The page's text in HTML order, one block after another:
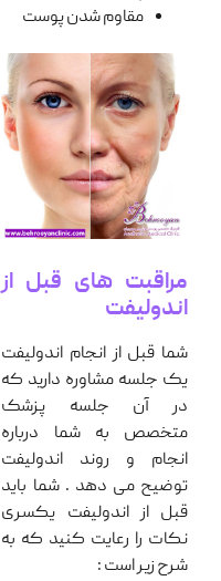
مقاوم شدن پوست
مراقبت های قبل از
اندولیفت
شما قبل از انجام اندولیفت
یک جلسه مشاوره دارید که
در آن جلسه پزشک
متخصص به شما درباره
انجام و روند اندولیفت
توضیح می دهد . شما باید
قبل از اندولیفت یکسری
نکات را رعایت کنید که به
شرح زیر است :